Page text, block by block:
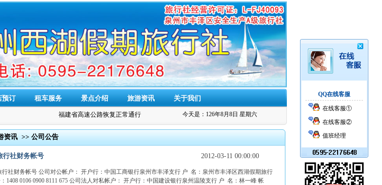
QQ在线客服
在线客服①
在线客服②
值班经理
预订 租车服务 景点介绍 旅游资讯 关于我们
福建省高速公路恢复正常通行 今天是：126年8月8日 星期六
资讯 >> 公司公告
行社财务帐号 2012-03-11 00:00:00
社财务帐号 公司对公帐户： 开户行：中国工商银行泉州市丰泽支行 户 名：泉州市丰泽区西湖假期旅行
1408 0106 0900 8111 675 公司法人对私帐户： 开户行：中国建设银行泉州温陵支行 户 名：林一峰 帐